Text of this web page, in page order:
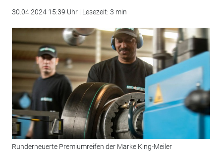
30.04.2024 15:39 Uhr | Lesezeit: 3 min
Runderneuerte Premiumreifen der Marke King-Meiler